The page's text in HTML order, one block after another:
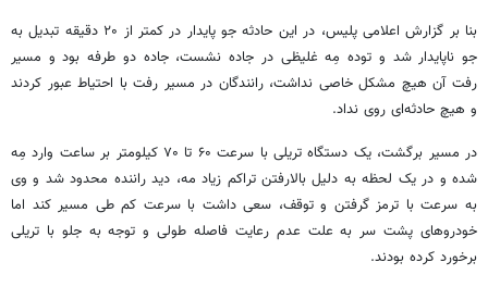
بنا بر گزارش اعلامی پلیس، در این حادثه جو پایدار در کمتر از ۲۰ دقیقه تبدیل به
جو ناپایدار شد و توده مِه غلیظی در جاده نشست، جاده دو طرفه بود و مسیر
رفت آن هیچ مشکل خاصی نداشت، رانندگان در مسیر رفت با احتیاط عبور کردند
و هیچ حادثه‌ای روی نداد.
در مسیر برگشت، یک دستگاه تریلی با سرعت ۶۰ تا ۷۰ کیلومتر بر ساعت وارد مِه
شده و در یک لحظه به دلیل بالارفتن تراکم زیاد مه، دید راننده محدود شد و وی
به سرعت با ترمز گرفتن و توقف، سعی داشت با سرعت کم طی مسیر کند اما
خودروهای پشت سر به علت عدم رعایت فاصله طولی و توجه به جلو با تریلی
برخورد کرده بودند.